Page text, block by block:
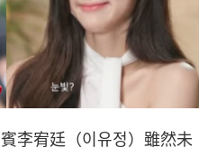
李宥廷（이유정）雖然未